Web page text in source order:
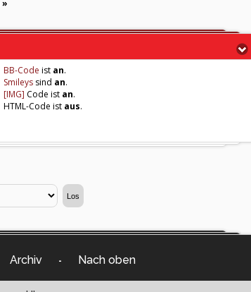
»
BB-Code ist an.
Smileys sind an.
[IMG] Code ist an.
HTML-Code ist aus.
Archiv - Nach oben